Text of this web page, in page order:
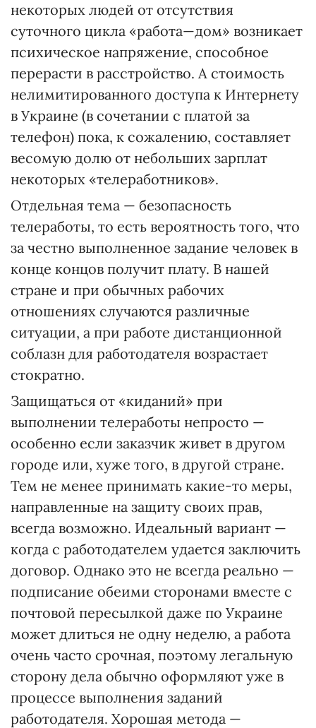
некоторых людей от отсутствия
суточного цикла «работа—дом» возникает
психическое напряжение, способное
перерасти в расстройство. А стоимость
нелимитированного доступа к Интернету
в Украине (в сочетании с платой за
телефон) пока, к сожалению, составляет
весомую долю от небольших зарплат
некоторых «телеработников».
Отдельная тема — безопасность
телеработы, то есть вероятность того, что
за честно выполненное задание человек в
конце концов получит плату. В нашей
стране и при обычных рабочих
отношениях случаются различные
ситуации, а при работе дистанционной
соблазн для работодателя возрастает
стократно.
Защищаться от «киданий» при
выполнении телеработы непросто —
особенно если заказчик живет в другом
городе или, хуже того, в другой стране.
Тем не менее принимать какие-то меры,
направленные на защиту своих прав,
всегда возможно. Идеальный вариант —
когда с работодателем удается заключить
договор. Однако это не всегда реально —
подписание обеими сторонами вместе с
почтовой пересылкой даже по Украине
может длиться не одну неделю, а работа
очень часто срочная, поэтому легальную
сторону дела обычно оформляют уже в
процессе выполнения заданий
работодателя. Хорошая метода —